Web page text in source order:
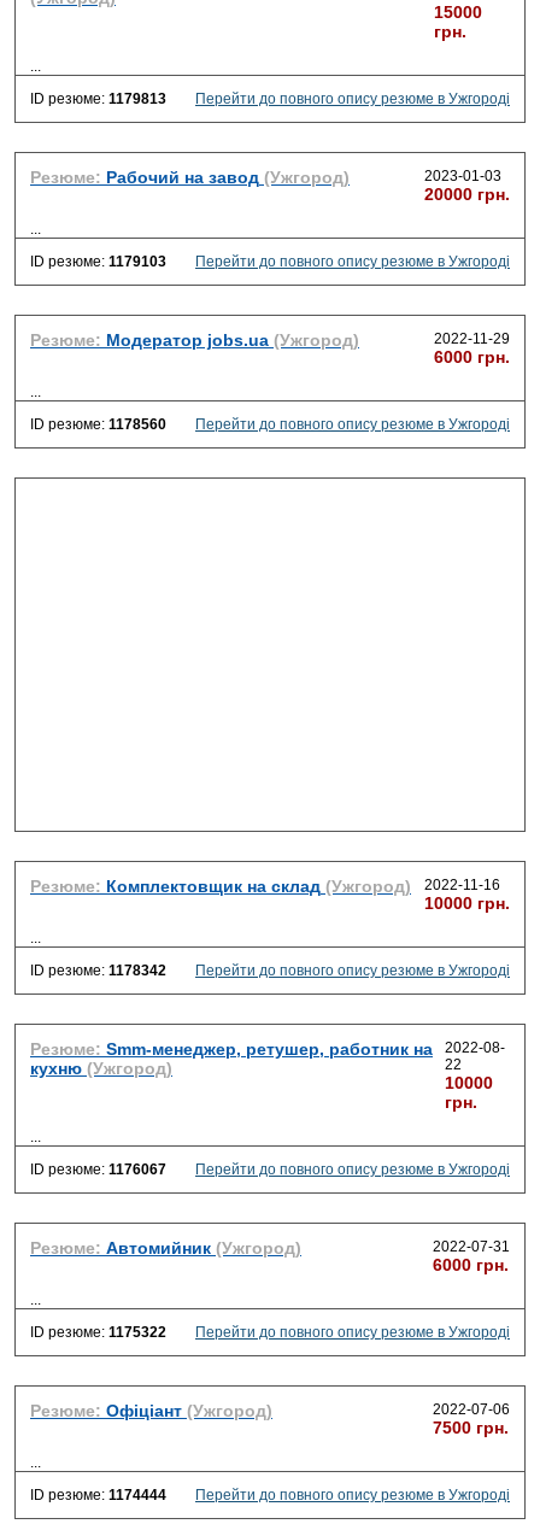
15000
грн.
...
ID резюме: 1179813 Перейти до повного опису резюме в Ужгороді
Резюме: Рабочий на завод (Ужгород) 2023-01-03
20000 грн.
...
ID резюме: 1179103 Перейти до повного опису резюме в Ужгороді
Резюме: Модератор jobs.ua (Ужгород) 2022-11-29
6000 грн.
...
ID резюме: 1178560 Перейти до повного опису резюме в Ужгороді
Резюме: Комплектовщик на склад (Ужгород) 2022-11-16
10000 грн.
...
ID резюме: 1178342 Перейти до повного опису резюме в Ужгороді
Резюме: Smm-менеджер, ретушер, работник на
кухню (Ужгород)
2022-08-
22
10000
грн.
...
ID резюме: 1176067 Перейти до повного опису резюме в Ужгороді
Резюме: Автомийник (Ужгород) 2022-07-31
6000 грн.
...
ID резюме: 1175322 Перейти до повного опису резюме в Ужгороді
Резюме: Офіціант (Ужгород) 2022-07-06
7500 грн.
...
ID резюме: 1174444 Перейти до повного опису резюме в Ужгороді